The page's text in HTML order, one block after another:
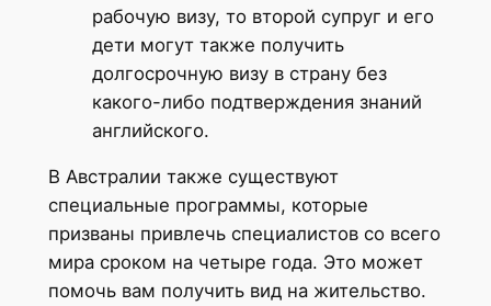
рабочую визу, то второй супруг и его
дети могут также получить
долгосрочную визу в страну без
какого-либо подтверждения знаний
английского.
В Австралии также существуют
специальные программы, которые
призваны привлечь специалистов со всего
мира сроком на четыре года. Это может
помочь вам получить вид на жительство.